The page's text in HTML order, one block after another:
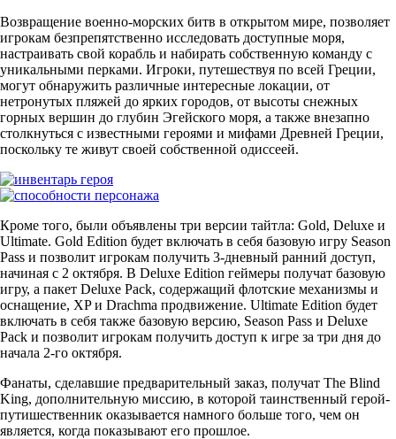
Возвращение военно-морских битв в открытом мире, позволяет
игрокам безпрепятственно исследовать доступные моря,
настраивать свой корабль и набирать собственную команду с
уникальными перками. Игроки, путешествуя по всей Греции,
могут обнаружить различные интересные локации, от
нетронутых пляжей до ярких городов, от высоты снежных
горных вершин до глубин Эгейского моря, а также внезапно
столкнуться с известными героями и мифами Древней Греции,
поскольку те живут своей собственной одиссеей.
Кроме того, были объявлены три версии тайтла: Gold, Deluxe и
Ultimate. Gold Edition будет включать в себя базовую игру Season
Pass и позволит игрокам получить 3-дневный ранний доступ,
начиная с 2 октября. В Deluxe Edition геймеры получат базовую
игру, а пакет Deluxe Pack, содержащий флотские механизмы и
оснащение, XP и Drachma продвижение. Ultimate Edition будет
включать в себя также базовую версию, Season Pass и Deluxe
Pack и позволит игрокам получить доступ к игре за три дня до
начала 2-го октября.
Фанаты, сделавшие предварительный заказ, получат The Blind
King, дополнительную миссию, в которой таинственный герой-
путишественник оказывается намного больше того, чем он
является, когда показывают его прошлое.